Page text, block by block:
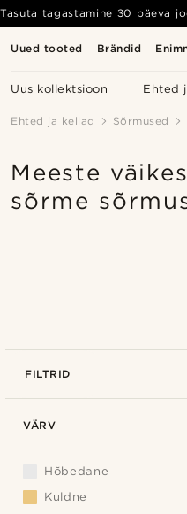
Uued tooted Brändid
Uus kollektsioon Ehted
Tasuta tagastamine 30 päeva
Ehted ja kellad Sõrmused
Meeste
sõrme
FILTRID
VÄRV
Hõbedane
Kuldne